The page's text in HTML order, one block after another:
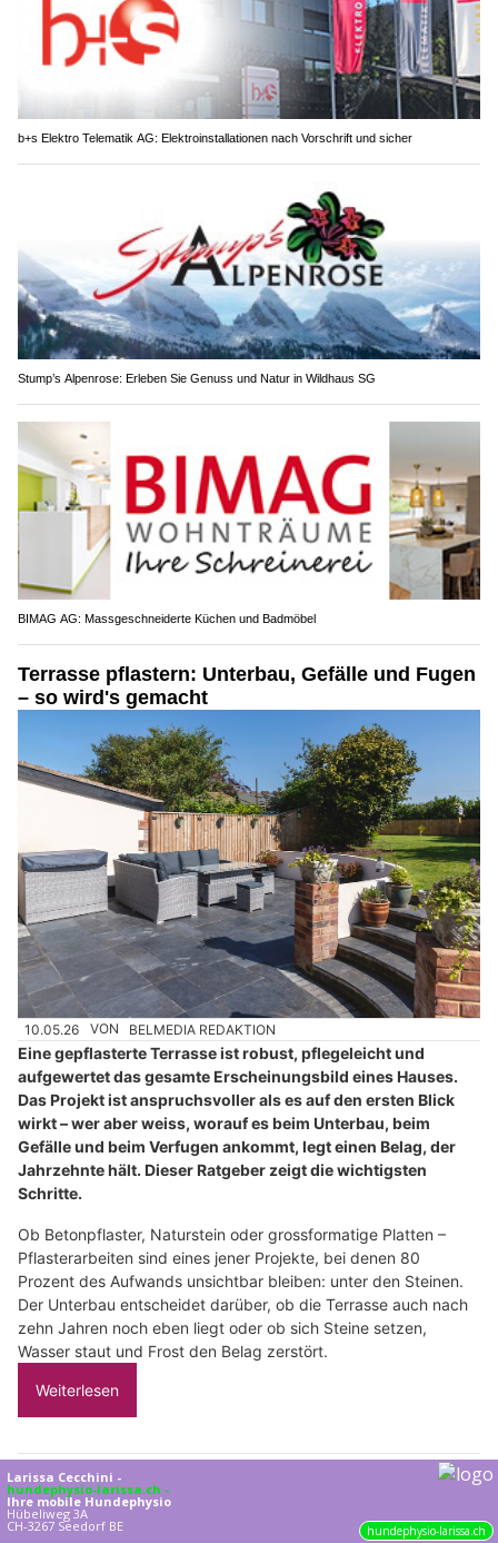
b+s Elektro Telematik AG: Elektroinstallationen nach Vorschrift und sicher
Stump’s Alpenrose: Erleben Sie Genuss und Natur in Wildhaus SG
BIMAG AG: Massgeschneiderte Küchen und Badmöbel
Terrasse pflastern: Unterbau, Gefälle und Fugen
– so wird's gemacht
10.05.26 VON BELMEDIA REDAKTION
Eine gepflasterte Terrasse ist robust, pflegeleicht und
aufgewertet das gesamte Erscheinungsbild eines Hauses.
Das Projekt ist anspruchsvoller als es auf den ersten Blick
wirkt – wer aber weiss, worauf es beim Unterbau, beim
Gefälle und beim Verfugen ankommt, legt einen Belag, der
Jahrzehnte hält. Dieser Ratgeber zeigt die wichtigsten
Schritte.
Ob Betonpflaster, Naturstein oder grossformatige Platten –
Pflasterarbeiten sind eines jener Projekte, bei denen 80
Prozent des Aufwands unsichtbar bleiben: unter den Steinen.
Der Unterbau entscheidet darüber, ob die Terrasse auch nach
zehn Jahren noch eben liegt oder ob sich Steine setzen,
Wasser staut und Frost den Belag zerstört.
Weiterlesen